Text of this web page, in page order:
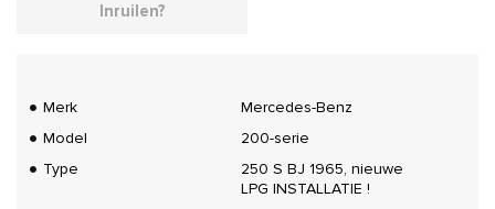
Inruilen?
Merk
Mercedes-Benz
Model
200-serie
Type
250 S BJ 1965, nieuwe
LPG INSTALLATIE !